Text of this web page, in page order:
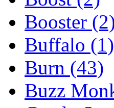
Booster
Buffalo (1)
Burn (43)
Buzz